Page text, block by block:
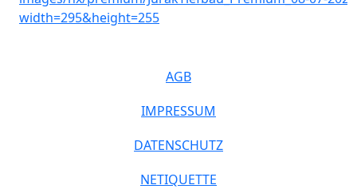
AGB
IMPRESSUM
DATENSCHUTZ
NETIQUETTE